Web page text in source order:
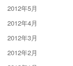
2012年5月
2012年4月
2012年3月
2012年2月